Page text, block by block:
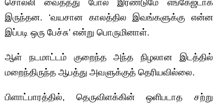
சொல்லி வைத்தது போல இரண்டுமே எங்கேஜ்டாக
இருந்தன. ‘வயசான காலத்தில இவங்களுக்கு என்ன
இப்படி ஒரு பேச்சு’ என்று பொருமினாள்.
ஆள் நடமாட்டம் குறைந்த அந்த நிழலான இடத்தில்
மறைந்திருந்த ஆபத்து அவளுக்குத் தெரியவில்லை.
பிளாட்பாரத்தில், தெருவிளக்கின் ஒளிபடாத சற்று